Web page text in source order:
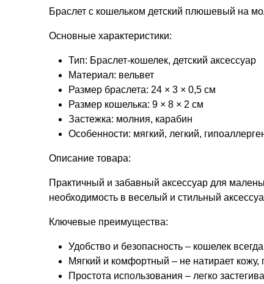
Браслет с кошельком детский плюшевый на
Основные характеристики:
Тип: Браслет-кошелек, детский аксессуар
Материал: вельвет
Размер браслета: 24 × 3 × 0,5 см
Размер кошелька: 9 × 8 × 2 см
Застежка: молния, карабин
Особенности: мягкий, легкий,
Описание товара:
Практичный и забавный аксессуар для
необходимость в веселый и стильный
Ключевые преимущества:
Удобство и безопасность – кошелек
Мягкий и комфортный – не натирает кожу,
Простота использования – легко